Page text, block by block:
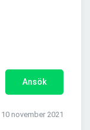
Ansök
10 november 2021